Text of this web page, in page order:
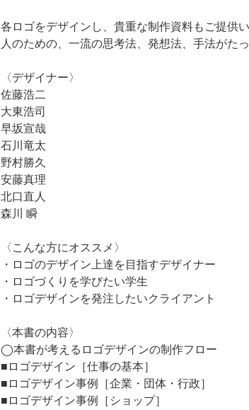
各ロゴをデザインし、貴重な制作資料もご提供
人のための、一流の思考法、発想法、手法がた
〈デザイナー〉
佐藤浩二
大東浩司
早坂宣哉
石川竜太
野村勝久
安藤真理
北口直人
森川 瞬
〈こんな方にオススメ〉
・ロゴのデザイン上達を目指すデザイナー
・ロゴづくりを学びたい学生
・ロゴデザインを発注したいクライアント
〈本書の内容〉
◯本書が考えるロゴデザインの制作フロー
■ロゴデザイン［仕事の基本］
■ロゴデザイン事例［企業・団体・行政］
■ロゴデザイン事例［ショップ］